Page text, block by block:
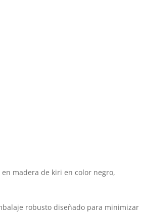
madera de kiri en color negro,
robusto diseñado para minimizar